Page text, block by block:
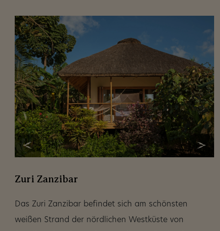
Zuri Zanzibar
Das Zuri Zanzibar befindet sich am schönsten
weißen Strand der nördlichen Westküste von